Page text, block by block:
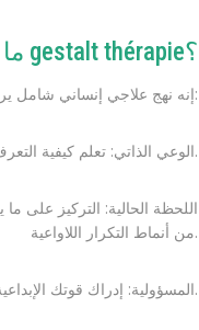
ما هو العلاج الجشطالتي gestalt thérapie؟
إنه نهج علاجي إنساني شامل يركز على:
الوعي الذاتي: تعلم كيفية التعرف على نفسك بشكل أفضل، وفهم مشاعرك واحتياجاتك وتطلعاتك.
اللحظة الحالية: التركيز على
من أنماط التكرار اللاواعية.
المسؤولية: إدراك قوتك الإبداعية والتصرف من أجل رفاهية الذات والآخرين.